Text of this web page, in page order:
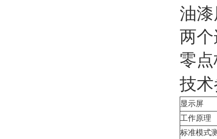
油
两
零
技
显示屏
工作原理
标准模式